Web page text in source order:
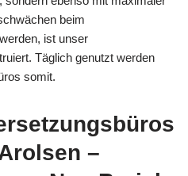
beim
ist unser
Täglich genutzt werden
somit.
–